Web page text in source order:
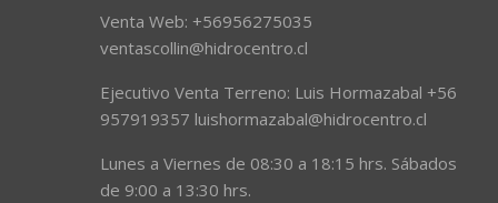
Venta Web: +56956275035
ventascollin@hidrocentro.cl
Ejecutivo Venta Terreno: Luis Hormazabal +56
957919357 luishormazabal@hidrocentro.cl
Lunes a Viernes de 08:30 a 18:15 hrs. Sábados
de 9:00 a 13:30 hrs.